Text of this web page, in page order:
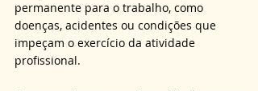
permanente para o trabalho, como
doenças, acidentes ou condições que
impeçam o exercício da atividade
profissional.